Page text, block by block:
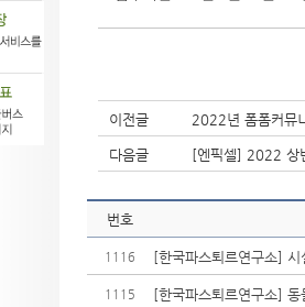
이전글 2022년 폼폼커뮤
다음글 [엔픽셀] 2022 상
번호
1116 [한국파스퇴르연구소]
1115 [한국파스퇴르연구소]